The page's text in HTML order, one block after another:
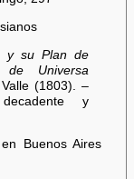
y su Plan de
de Universa
(1803). –
y
Buenos Aires